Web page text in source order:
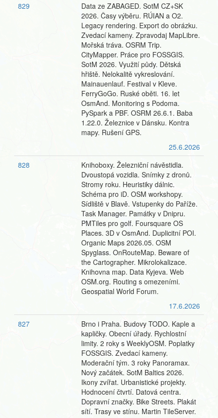
829
Data ze ZABAGED. SotM CZ+SK
2026. Časy výběru. RÚIAN a O2.
Legacy rendering. Export do obrázku.
Zvedací kameny. Zpravodaj MapLibre.
Mořská tráva. OSRM Trip.
CityMapper. Práce pro FOSSGIS.
SotM 2026. Využití půdy. Dětská
hřiště. Nelokalitě vykreslování.
Mainauenlauf. Festival v Kleve.
FerryGoGo. Ruské oběti. 16. let
OsmAnd. Monitoring s Podoma.
PySpark a PBF. OSRM 26.6.1. Baba
1.22.0. Železnice v Dánsku. Kontra
mapy. Rušení GPS.
25.6.2026
828
Knihoboxy. Železniční návěstidla.
Dvoustopá vozidla. Snímky z dronů.
Stromy roku. Heuristiky dálnic.
Schéma pro iD. OSM workshopy.
Sídliště v Blavě. Vstupenky do Paříže.
Task Manager. Památky v Dnipru.
PMTiles pro golf. Foursquare OS
Places. 3D v OsmAnd. Duplicitní POI.
Organic Maps 2026.05. OSM
Spyglass. OnRouteMap. Beware of
the Cartographer. Mikrolokalizace.
Knihovna map. Data Kyjeva. Web
OSM.org. Routing s omezeními.
Geospatial World Forum.
17.6.2026
827
Brno i Praha. Budovy TODO. Kaple a
kapličky. Obecní úřady. Rychlostní
limity. 2 roky s WeeklyOSM. Poplatky
FOSSGIS. Zvedací kameny.
Moderační tým. 3 roky Panoramax.
Nový začátek. SotM Baltics 2026.
Ikony zvířat. Urbanistické projekty.
Hodnocení čtvrtí. Datová centra.
Dopravní značky. Bike Streets. Plakát
sítí. Trasy ve stínu. Martin TileServer.